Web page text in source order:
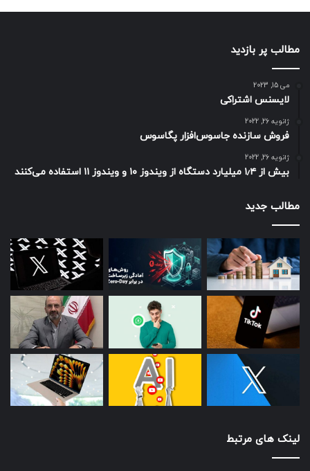
مطالب پر بازدید
می 15, 2023
لایسنس اشتراکی
ژانویه 26, 2022
فروش سازنده جاسوس‌افزار پگاسوس
ژانویه 26, 2022
بیش از ۱٫۴ میلیارد دستگاه از ویندوز ۱۰ و ویندوز ۱۱ استفاده می‌کنند
مطالب جدید
لینک های مرتبط